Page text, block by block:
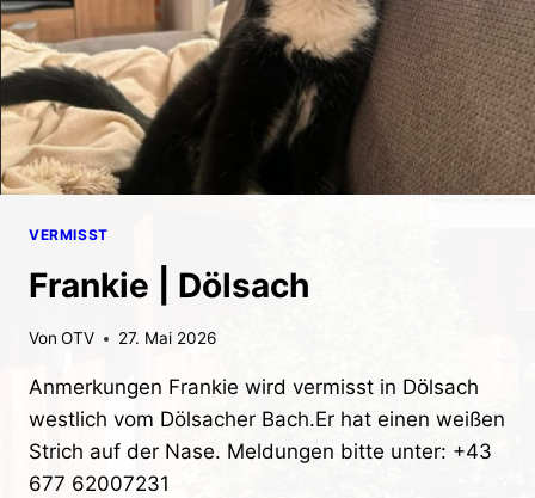
VERMISST
Frankie | Dölsach
Von OTV 27. Mai 2026
Anmerkungen Frankie wird vermisst in Dölsach
westlich vom Dölsacher Bach.Er hat einen weißen
Strich auf der Nase. Meldungen bitte unter: +43
677 62007231